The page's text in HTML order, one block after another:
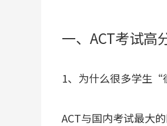
一、ACT考试高
1、为什么很多学生“
ACT与国内考试最大